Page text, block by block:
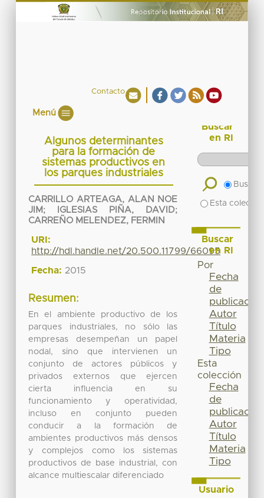
Contacto
Menú
Algunos determinantes
para la formación de
sistemas productivos en
los parques industriales
CARRILLO ARTEAGA, ALAN NOE
JIM ; IGLESIAS PIÑA, DAVID;
CARREÑO MELENDEZ, FERMIN
URI:
http://hdl.handle.net/20.500.11799/66095
Fecha: 2015
Resumen:
En el ambiente productivo de los
parques industriales, no sólo las
empresas desempeñan un papel
nodal, sino que intervienen un
conjunto de actores públicos y
privados externos que ejercen
cierta influencia en su
funcionamiento y operatividad,
incluso en conjunto pueden
conducir a la formación de
ambientes productivos más densos
y complejos como los sistemas
productivos de base industrial, con
alcance multiescalar diferenciado
Buscar
en RI
Buscar
Esta
Buscar
en RI
Por
Fecha
de
publicación
Autor
Título
Materia
Tipo
Esta
colección
Fecha
de
publicación
Autor
Título
Materia
Tipo
Usuario